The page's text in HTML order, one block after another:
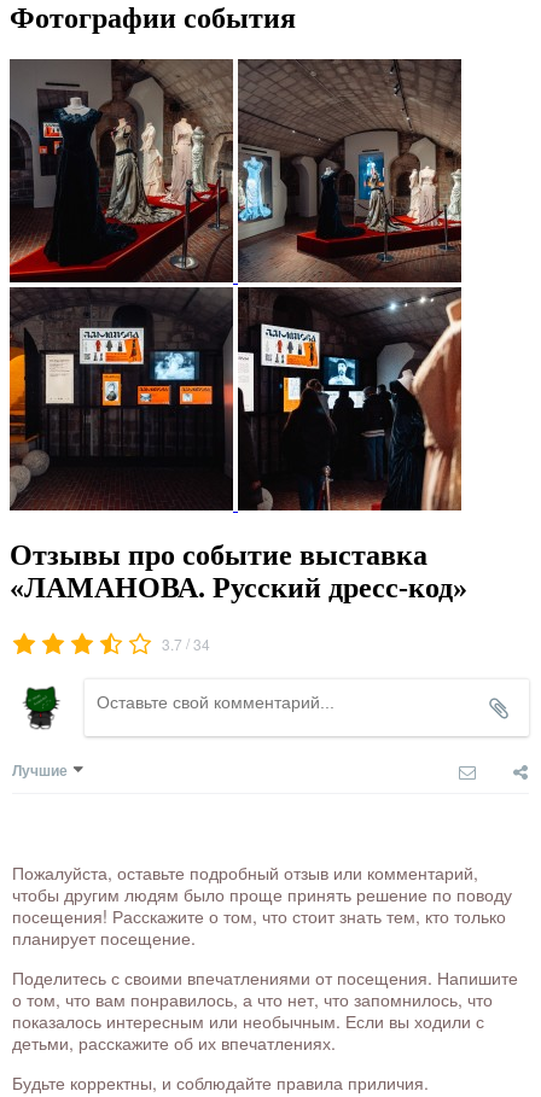
Фотографии события
Отзывы про событие выставка
«ЛАМАНОВА. Русский дресс-код»
3.7 /34
Лучшие
Пожалуйста, оставьте подробный отзыв или комментарий,
чтобы другим людям было проще принять решение по поводу
посещения! Расскажите о том, что стоит знать тем, кто только
планирует посещение.
Поделитесь с своими впечатлениями от посещения. Напишите
о том, что вам понравилось, а что нет, что запомнилось, что
показалось интересным или необычным. Если вы ходили с
детьми, расскажите об их впечатлениях.
Будьте корректны, и соблюдайте правила приличия.